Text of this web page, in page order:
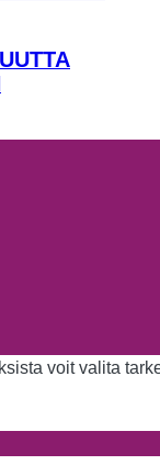
voit valita